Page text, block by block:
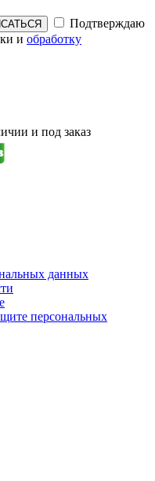
Подтверждаю
и обработку
и под заказ
данных
персональных